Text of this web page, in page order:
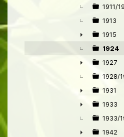
1911/
1913
►
1915
1924
►
1927
1928/
►
1931
►
1933
1933/
1942